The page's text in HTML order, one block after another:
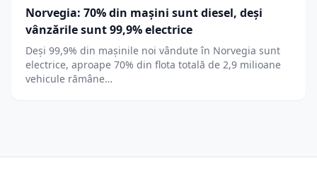
Norvegia: 70% din mașini sunt diesel, deși
vânzările sunt 99,9% electrice
Deși 99,9% din mașinile noi vândute în Norvegia sunt
electrice, aproape 70% din flota totală de 2,9 milioane
vehicule rămâne…